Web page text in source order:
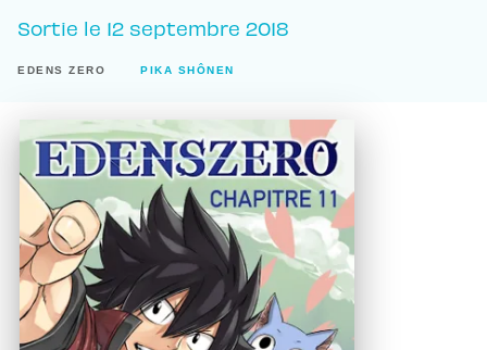
Sortie le 12 septembre 2018
EDENS ZERO PIKA SHÔNEN